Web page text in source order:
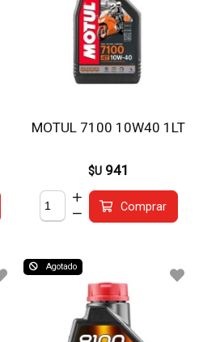
MOTUL 7100 10W40 1LT
$U 941
Comprar
Agotado